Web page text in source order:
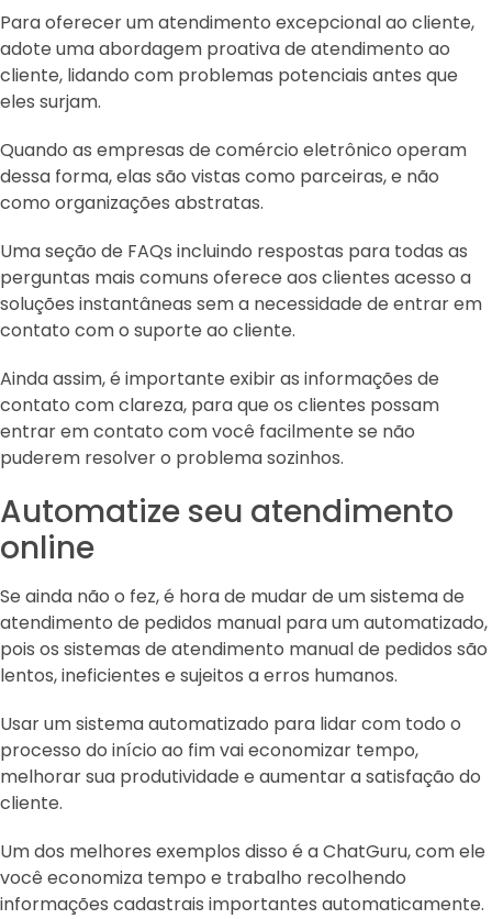
Para oferecer um atendimento excepcional ao cliente,
adote uma abordagem proativa de atendimento ao
cliente, lidando com problemas potenciais antes que
eles surjam.
Quando as empresas de comércio eletrônico operam
dessa forma, elas são vistas como parceiras, e não
como organizações abstratas.
Uma seção de FAQs incluindo respostas para todas as
perguntas mais comuns oferece aos clientes acesso a
soluções instantâneas sem a necessidade de entrar em
contato com o suporte ao cliente.
Ainda assim, é importante exibir as informações de
contato com clareza, para que os clientes possam
entrar em contato com você facilmente se não
puderem resolver o problema sozinhos.
Automatize seu atendimento
online
Se ainda não o fez, é hora de mudar de um sistema de
atendimento de pedidos manual para um automatizado,
pois os sistemas de atendimento manual de pedidos são
lentos, ineficientes e sujeitos a erros humanos.
Usar um sistema automatizado para lidar com todo o
processo do início ao fim vai economizar tempo,
melhorar sua produtividade e aumentar a satisfação do
cliente.
Um dos melhores exemplos disso é a ChatGuru, com ele
você economiza tempo e trabalho recolhendo
informações cadastrais importantes automaticamente.